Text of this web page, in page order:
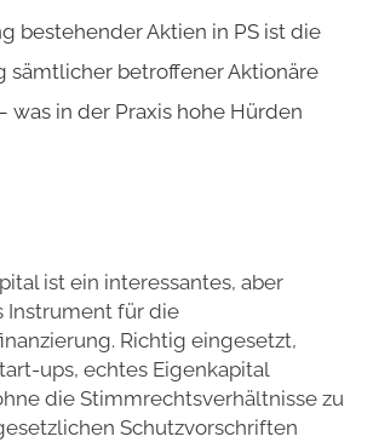
bestehender Aktien in PS ist die
sämtlicher betroffener Aktionäre
was in der Praxis hohe Hürden
ist ein interessantes, aber
Instrument für die
Richtig eingesetzt,
ups, echtes Eigenkapital
die Stimmrechtsverhältnisse zu
Schutzvorschriften